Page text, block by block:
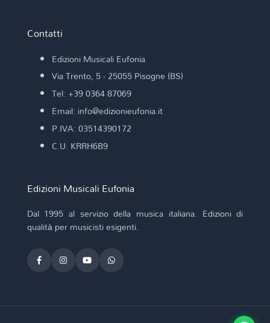
Contatti
Edizioni Musicali Eufonia
Via Trento, 5 - 25055 Pisogne (BS)
Tel: +39 0364 87069
Email: info@edizionieufonia.it
P.IVA: 03514390172
C.U. KRRH6B9
Edizioni Musicali Eufonia
Dal 1995 al servizio della musica italiana. Edizioni di
qualità per musicisti esigenti.